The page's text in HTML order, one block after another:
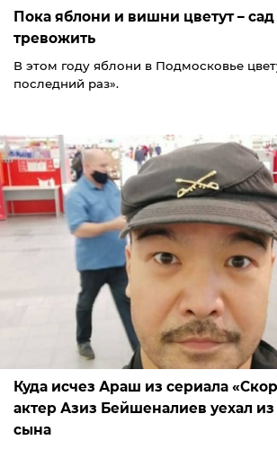
Пока яблони и вишни цветут –
тревожить
В этом году яблони в Подмосковье
последний раз».
Куда исчез Араш из сериала
актер Азиз Бейшеналиев уехал
сына